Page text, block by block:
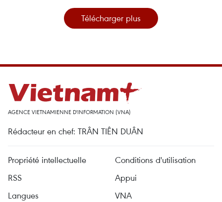
Télécharger plus
AGENCE VIETNAMIENNE D'INFORMATION (VNA)
Rédacteur en chef: TRÂN TIÊN DUÂN
Propriété intellectuelle
Conditions d'utilisation
RSS
Appui
Langues
VNA